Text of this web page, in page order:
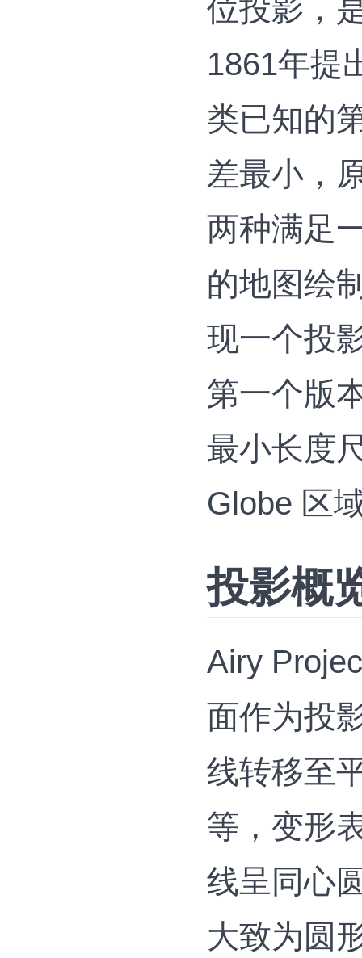
位投影，
1861年提
类已知的
差最小，
两种满足
的地图绘
现一个投
第一个版
最小长度
Globe 区
投影概
Airy
面作为投
线转移至
等，变形
线呈同心
大致为圆